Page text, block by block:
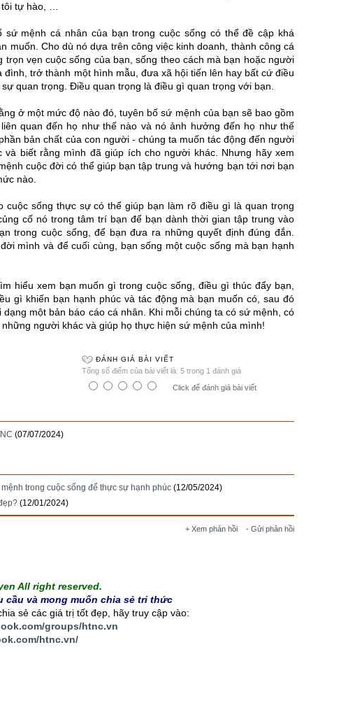
tự hào, …
sứ mệnh cá nhân của bạn trong cuộc sống có thể đề cập khá
muốn. Cho dù nó dựa trên công việc kinh doanh, thành công cá
trọn vẹn cuộc sống của bạn, sống theo cách mà bạn hoặc người
đình, trở thành một hình mẫu, đưa xã hội tiến lên hay bất cứ điều
quan trọng. Điều quan trọng là điều gì quan trọng với bạn.
ở một mức độ nào đó, tuyên bố sứ mệnh của bạn sẽ bao gồm
quan đến họ như thế nào và nó ảnh hưởng đến họ như thế
bản chất của con người - chúng ta muốn tác động đến người
và biết rằng mình đã giúp ích cho người khác. Nhưng hãy xem
cuộc đời có thể giúp bạn tập trung và hướng bạn tới nơi bạn
nào.
cuộc sống thực sự có thể giúp bạn làm rõ điều gì là quan trọng
cố nó trong tâm trí bạn để bạn dành thời gian tập trung vào
trong cuộc sống, để bạn đưa ra những quyết định đúng đắn.
mình và để cuối cùng, bạn sống một cuộc sống mà bạn hạnh
hiểu xem bạn muốn gì trong cuộc sống, điều gì thúc đẩy bạn,
gì khiến bạn hạnh phúc và tác động mà bạn muốn có, sau đó
một bản báo cáo cá nhân. Khi mỗi chúng ta có sứ mệnh, có
người khác và giúp họ thực hiện sứ mệnh của mình!
ĐÁNH GIÁ BÀI VIẾT
Tổng số điểm của bài viết là: 5 trong 1 đánh giá
Click để đánh giá bài viết
(07/07/2024)
trong cuộc sống để thực sự hạnh phúc (12/05/2024)
(12/01/2024)
+ Xem phản hồi - Gửi phản hồi
All right reserved.
cầu và mong muốn chia sẻ tri thức
sẻ các giá trị tốt đẹp, hãy truy cập vào:
groups/htnc.vn
htnc.vn/